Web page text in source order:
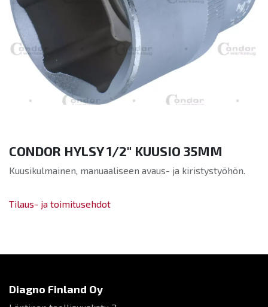
CONDOR HYLSY 1/2" KUUSIO 35MM
Kuusikulmainen, manuaaliseen avaus- ja kiristystyöhön.
Tilaus- ja toimitusehdot
Diagno Finland Oy